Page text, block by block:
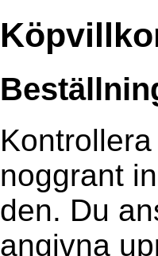
noggrant
den. Du
angivna